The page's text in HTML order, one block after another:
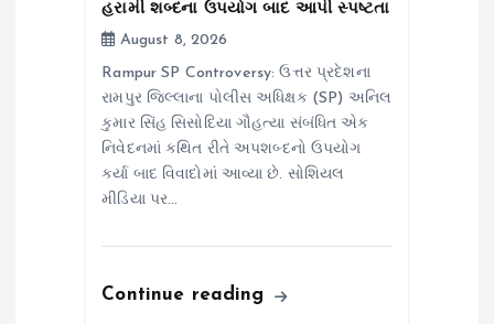
હરામી શબ્દના ઉપયોગ બાદ આપી સ્પષ્ટતા
August 8, 2026
Rampur SP Controversy: ઉત્તર પ્રદેશના
રામપુર જિલ્લાના પોલીસ અધિક્ષક (SP) અનિલ
કુમાર સિંહ સિસોદિયા ગૌહત્યા સંબંધિત એક
નિવેદનમાં કથિત રીતે અપશબ્દનો ઉપયોગ
કર્યા બાદ વિવાદોમાં આવ્યા છે. સોશિયલ
મીડિયા પર…
Continue reading